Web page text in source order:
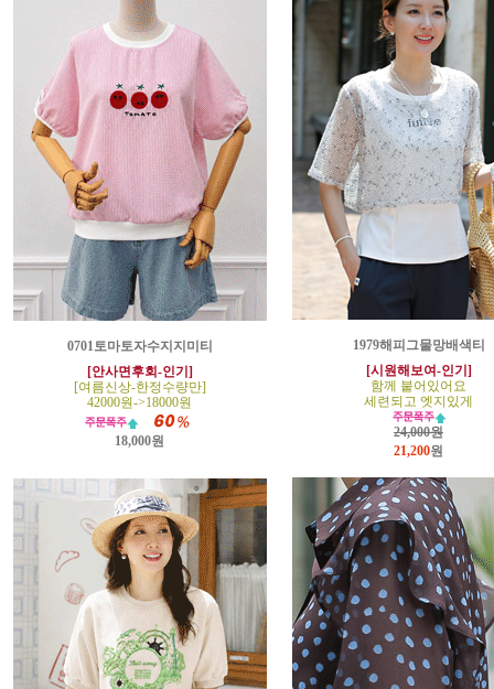
0701토마토자수지지미티
[안사면후회-인기]
[여름신상-한정수량만]
42000원->18000원
18,000원
1979해피그물망배색티
[시원해보여-인기]
함께 붙어있어요
세련되고 엣지있게
24,000원
21,200원